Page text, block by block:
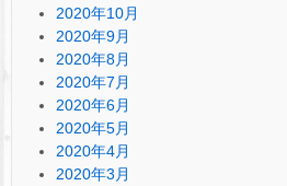
2020年10月
2020年9月
2020年8月
2020年7月
2020年6月
2020年5月
2020年4月
2020年3月